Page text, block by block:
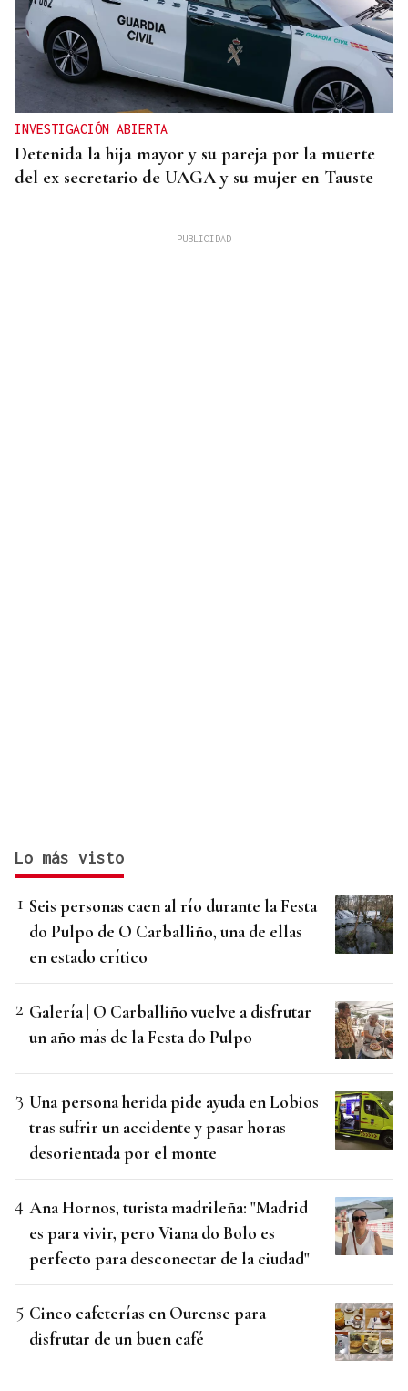
INVESTIGACIÓN ABIERTA
Detenida la hija mayor y su pareja por la muerte
del ex secretario de UAGA y su mujer en Tauste
Lo más visto
Seis personas caen al río durante la Festa
do Pulpo de O Carballiño, una de ellas
en estado crítico
Galería | O Carballiño vuelve a disfrutar
un año más de la Festa do Pulpo
Una persona herida pide ayuda en Lobios
tras sufrir un accidente y pasar horas
desorientada por el monte
Ana Hornos, turista madrileña: "Madrid
es para vivir, pero Viana do Bolo es
perfecto para desconectar de la ciudad"
Cinco cafeterías en Ourense para
disfrutar de un buen café